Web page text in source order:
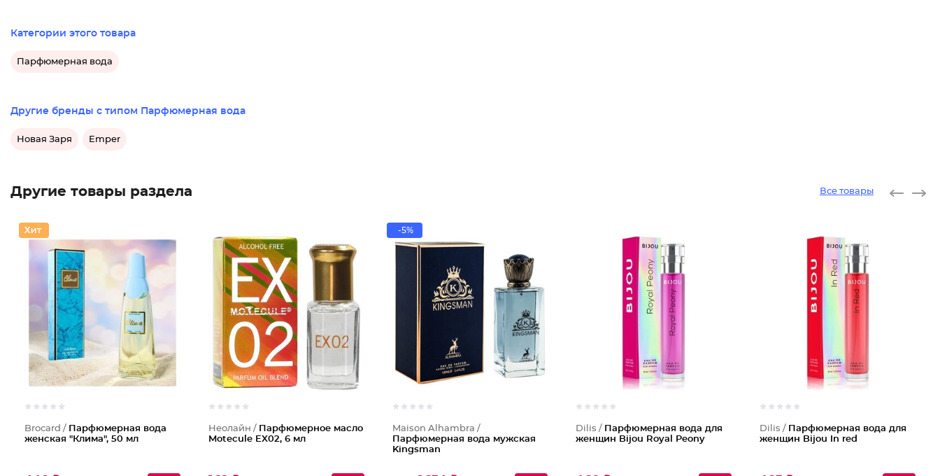
Категории этого товара
Парфюмерная вода
Другие бренды с типом Парфюмерная вода
Новая Заря Emper
Другие товары раздела Все товары
Brocard / Парфюмерная вода
женская "Клима", 50 мл
Неолайн / Парфюмерное масло
Motecule EX02, 6 мл
-5%
Maison Alhambra /
Парфюмерная вода мужская
Kingsman
Dilis / Парфюмерная вода для
женщин Bijou Royal Peony
Dilis / Парфюмерная вода для
женщин Bijou In red